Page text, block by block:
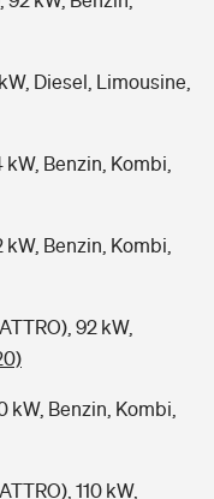
Diesel, Limousine,
Benzin, Kombi,
Benzin, Kombi,
92 kW,
kW, Benzin, Kombi,
110 kW,